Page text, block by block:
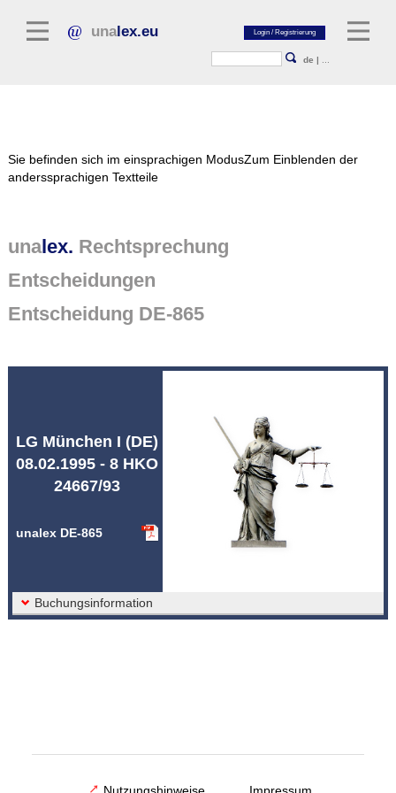
unalex.eu
de |
Normtexte
Rechtsprechung
Sie befinden sich im einsprachigen ModusZum Einblenden der
anderssprachigen Textteile
unalex. Rechtsprechung
Entscheidungen
Entscheidung DE-865
LG München I (DE)
08.02.1995 - 8 HKO
24667/93
unalex DE-865
Buchungsinformation
Nutzungshinweise Impressum